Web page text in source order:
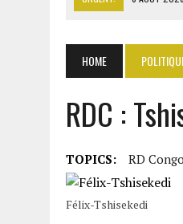
6 AOÛT 2026 | RWANDA
6 AOÛT 2026 |
HOME
RDC :
TOPICS: RD Congo
Félix-Tshisekedi